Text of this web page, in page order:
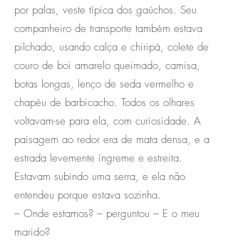
por palas, veste típica dos gaúchos. Seu
companheiro de transporte também estava
pilchado, usando calça e chiripá, colete de
couro de boi amarelo queimado, camisa,
botas longas, lenço de seda vermelho e
chapéu de barbicacho. Todos os olhares
voltavam-se para ela, com curiosidade. A
paisagem ao redor era de mata densa, e a
estrada levemente íngreme e estreita.
Estavam subindo uma serra, e ela não
entendeu porque estava sozinha.
– Onde estamos? – perguntou – E o meu
marido?